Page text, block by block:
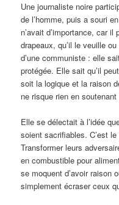
Une journaliste noire
de l’homme, puis a souri
n’avait d’importance, car
drapeaux, qu’il le veuille
d’une communiste : elle
protégée. Elle sait qu’il
soit la logique et la raison
ne risque rien en
Elle se délectait à l’idée
soient sacrifiables. C’est
Transformer leurs
en combustible pour
se moquent d’avoir raison
simplement écraser ceux